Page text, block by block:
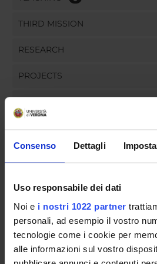
Consenso Dettagli
Uso responsabile dei dati
Noi e i nostri 1022 partner
personali, ad esempio il vostro
tecnologie come i cookie per
alle informazioni sul vostro
THIRD MISSION
RESEARCH
PROJECTS
ASSIGNMENTS
ORGANISATION
GOVERNANCE
COMMITTEES